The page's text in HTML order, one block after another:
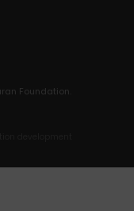
Foundation.